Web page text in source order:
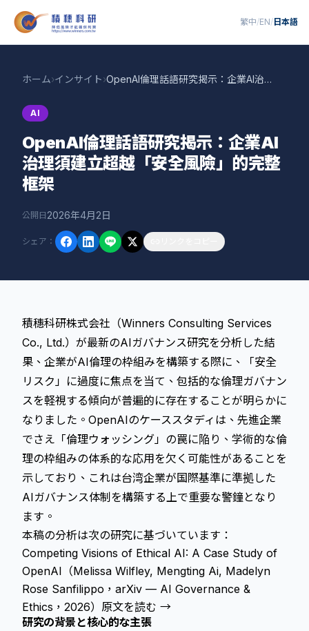
繁中/EN/ 日本語
ホーム›インサイト› OpenAI倫理話語研究揭示：企業AI治理須建立超越「安全風險」的完整框架
AI
OpenAI倫理話語研究揭示：企業AI
治理須建立超越「安全風險」的完整
框架
公開日 2026年4月2日
シェア ：
積穗科研株式会社（Winners Consulting Services
Co., Ltd.）が最新のAIガバナンス研究を分析した結
果、企業がAI倫理の枠組みを構築する際に、「安全
リスク」に過度に焦点を当て、包括的な倫理ガバナン
スを軽視する傾向が普遍的に存在することが明らかに
なりました。OpenAIのケーススタディは、先進企業
でさえ「倫理ウォッシング」の罠に陥り、学術的な倫
理の枠組みの体系的な応用を欠く可能性があることを
示しており、これは台湾企業が国際基準に準拠した
AIガバナンス体制を構築する上で重要な警鐘となり
ます。
本稿の分析は次の研究に基づいています：
Competing Visions of Ethical AI: A Case Study of
OpenAI（Melissa Wilfley, Mengting Ai, Madelyn
Rose Sanfilippo，arXiv — AI Governance &
Ethics，2026） 原文を読む →
研究の背景と核心的な主張